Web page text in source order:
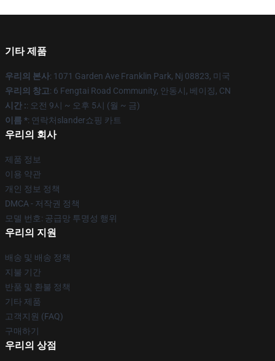
기타 제품
우리의 본사: 1071 Garden Ave Franklin Park, Nj 08823, 미국
우리의 창고: 6 Fengtai Road Community, 안동시, 베이징, CN
시간 :: 오전 9시 ~ 오후 5시 (월 ~ 금)
이름 *: 연락처slander쇼핑 카트
우리의 회사
제품 정보
이용 약관
개인 정보 정책
DMCA - 저작권 정책
모델 번호: 공급망 투명성 행위
우리의 지원
배송 및 배송 정책
지불 기간
반품 및 환불 정책
기타 제품
고객지원 (FAQ)
구매하기
우리의 상점